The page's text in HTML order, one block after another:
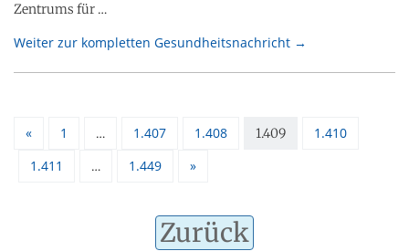
Zentrums für …
Weiter zur kompletten Gesundheitsnachricht →
« 1 … 1.407 1.408 1.409
1.410
1.411
… 1.449 »
Zurück